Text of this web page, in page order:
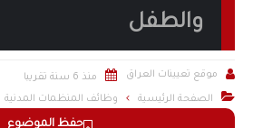
والطفل
حفظ الموضوع
 موقع تعيينات العراق  منذ 6 سنة تقريبا
 الصفحة الرئيسية وظائف المنظمات المدنية